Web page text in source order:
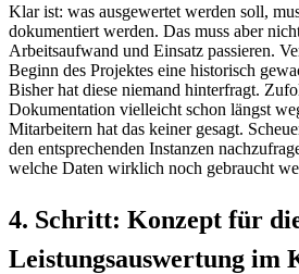
Klar ist: was ausgewertet werden soll,
dokumentiert werden. Das muss aber
Arbeitsaufwand und Einsatz passieren.
Beginn des Projektes eine historisch
Bisher hat diese niemand hinterfragt.
Dokumentation vielleicht schon längst
Mitarbeitern hat das keiner gesagt.
den entsprechenden Instanzen
welche Daten wirklich noch gebraucht
4. Schritt: Konzept für
Leistungsauswertung im